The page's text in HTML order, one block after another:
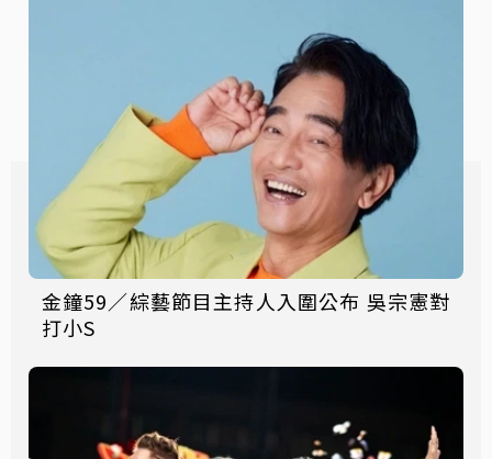
金鐘59／綜藝節目主持人入圍公布 吳宗憲對
打小S